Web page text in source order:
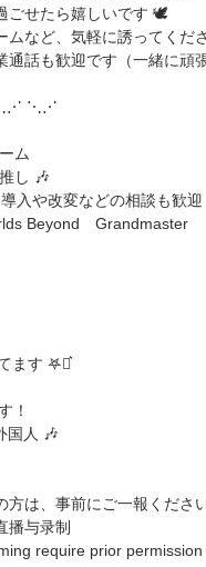
ごせたら嬉しいです 🕊
ムなど、気軽に誘ってくだ
話も歓迎です（一緒に頑
⋱⋰
ム
し 🎶
入や改変などの相談も歓迎
Beyond Grandmaster
ます 𖤐‪⋆͛
！
国人 🎶
方は、事前にご一報くださ
播与录制
require prior